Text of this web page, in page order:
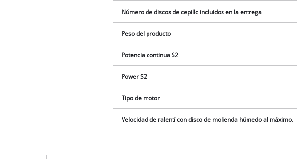
the site
Número de discos de cepillo incluidos en la entrega
Peso del producto
Potencia continua S2
Power S2
Tipo de motor
Velocidad de ralentí con disco de molienda húmedo al máximo.